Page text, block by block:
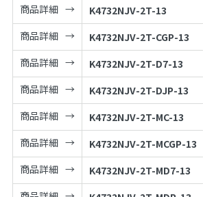
商品詳細
K4732NJV-2T-13
商品詳細
K4732NJV-2T-CGP-13
商品詳細
K4732NJV-2T-D7-13
商品詳細
K4732NJV-2T-DJP-13
商品詳細
K4732NJV-2T-MC-13
商品詳細
K4732NJV-2T-MCGP-13
商品詳細
K4732NJV-2T-MD7-13